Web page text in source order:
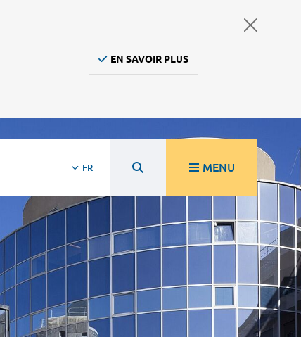
EN SAVOIR PLUS
FR MENU